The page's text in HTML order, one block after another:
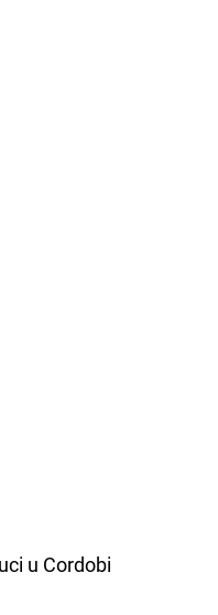
u Cordobi